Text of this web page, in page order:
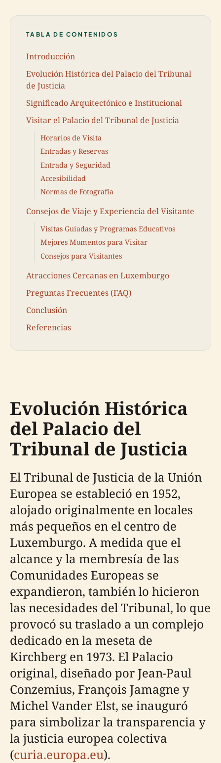
TABLA DE CONTENIDOS
Introducción
Evolución Histórica del Palacio del Tribunal
de Justicia
Significado Arquitectónico e Institucional
Visitar el Palacio del Tribunal de Justicia
Horarios de Visita
Entradas y Reservas
Entrada y Seguridad
Accesibilidad
Normas de Fotografía
Consejos de Viaje y Experiencia del Visitante
Visitas Guiadas y Programas Educativos
Mejores Momentos para Visitar
Consejos para Visitantes
Atracciones Cercanas en Luxemburgo
Preguntas Frecuentes (FAQ)
Conclusión
Referencias
Evolución Histórica
del Palacio del
Tribunal de Justicia
El Tribunal de Justicia de la Unión
Europea se estableció en 1952,
alojado originalmente en locales
más pequeños en el centro de
Luxemburgo. A medida que el
alcance y la membresía de las
Comunidades Europeas se
expandieron, también lo hicieron
las necesidades del Tribunal, lo que
provocó su traslado a un complejo
dedicado en la meseta de
Kirchberg en 1973. El Palacio
original, diseñado por Jean-Paul
Conzemius, François Jamagne y
Michel Vander Elst, se inauguró
para simbolizar la transparencia y
la justicia europea colectiva
(curia.europa.eu).